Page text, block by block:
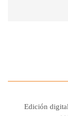
Edición